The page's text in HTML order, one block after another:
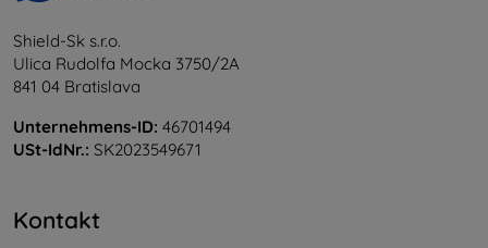
Shield-Sk s.r.o.
Ulica Rudolfa Mocka 3750/2A
841 04 Bratislava
Unternehmens-ID: 46701494
USt-IdNr.: SK2023549671
Kontakt